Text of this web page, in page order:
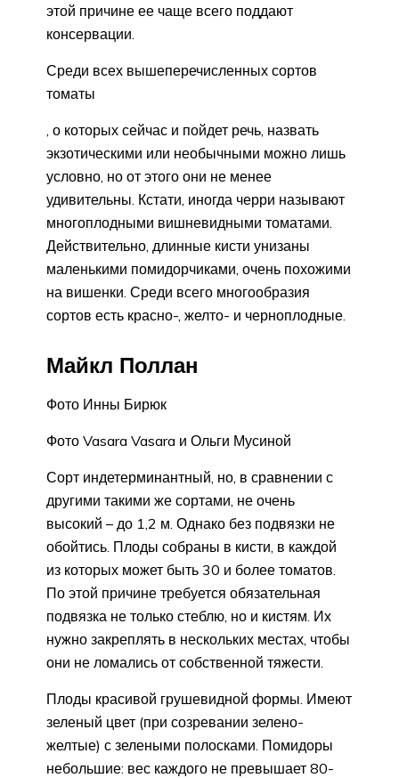
этой причине ее чаще всего поддают
консервации.
Среди всех вышеперечисленных сортов
томаты
, о которых сейчас и пойдет речь, назвать
экзотическими или необычными можно лишь
условно, но от этого они не менее
удивительны. Кстати, иногда черри называют
многоплодными вишневидными томатами.
Действительно, длинные кисти унизаны
маленькими помидорчиками, очень похожими
на вишенки. Среди всего многообразия
сортов есть красно-, желто- и черноплодные.
Майкл Поллан
Фото Инны Бирюк
Фото Vasara Vasara и Ольги Мусиной
Сорт индетерминантный, но, в сравнении с
другими такими же сортами, не очень
высокий – до 1,2 м. Однако без подвязки не
обойтись. Плоды собраны в кисти, в каждой
из которых может быть 30 и более томатов.
По этой причине требуется обязательная
подвязка не только стеблю, но и кистям. Их
нужно закреплять в нескольких местах, чтобы
они не ломались от собственной тяжести.
Плоды красивой грушевидной формы. Имеют
зеленый цвет (при созревании зелено-
желтые) с зелеными полосками. Помидоры
небольшие: вес каждого не превышает 80-